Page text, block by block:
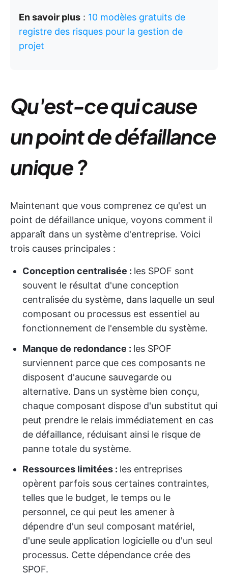
En savoir plus : 10 modèles gratuits de
registre des risques pour la gestion de
projet
Qu'est-ce qui cause
un point de défaillance
unique ?
Maintenant que vous comprenez ce qu'est un
point de défaillance unique, voyons comment il
apparaît dans un système d'entreprise. Voici
trois causes principales :
Conception centralisée : les SPOF sont
souvent le résultat d'une conception
centralisée du système, dans laquelle un seul
composant ou processus est essentiel au
fonctionnement de l'ensemble du système.
Manque de redondance : les SPOF
surviennent parce que ces composants ne
disposent d'aucune sauvegarde ou
alternative. Dans un système bien conçu,
chaque composant dispose d'un substitut qui
peut prendre le relais immédiatement en cas
de défaillance, réduisant ainsi le risque de
panne totale du système.
Ressources limitées : les entreprises
opèrent parfois sous certaines contraintes,
telles que le budget, le temps ou le
personnel, ce qui peut les amener à
dépendre d'un seul composant matériel,
d'une seule application logicielle ou d'un seul
processus. Cette dépendance crée des
SPOF.